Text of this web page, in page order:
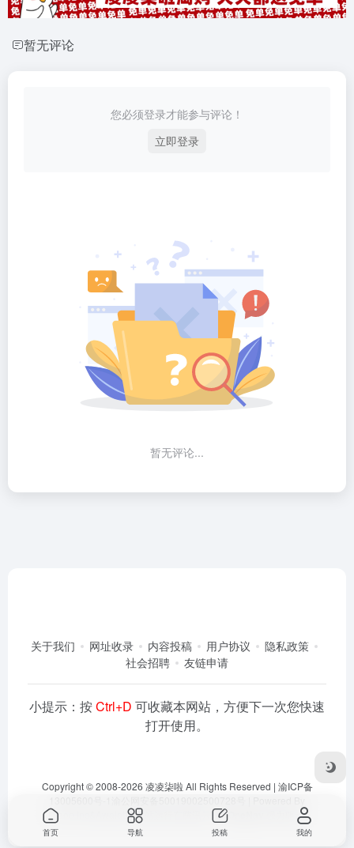
暂无评论
您必须登录才能参与评论！
立即登录
暂无评论...
关于我们 网址收录 内容投稿 用户协议
隐私政策
社会招聘
友链申请
小提示：按Ctrl+D 可收藏本网站，方便下一次您快速
打开使用。
Copyright © 2008-2026 凌凌柒啦 All Rights Reserved | 渝ICP备
Dlaoo.Inc
Awalab| 本站运行在 由OneNav 强力驱动
首页 导航 投稿 我的